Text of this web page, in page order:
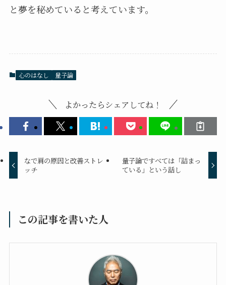
と夢を秘めていると考えています。
心のはなし 量子論
よかったらシェアしてね！
なで肩の原因と改善ストレ
ッチ
量子論ですべては「詰まっ
ている」という話し
この記事を書いた人